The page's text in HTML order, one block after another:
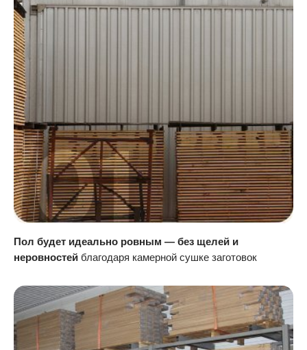
Пол будет идеально ровным — без щелей и
неровностей благодаря камерной сушке заготовок